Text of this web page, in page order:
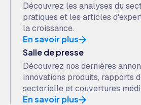
Découvrez les analyses du
pratiques et les articles
la croissance.
En savoir plus
Salle de presse
Découvrez nos dernières
innovations produits, rapports
sectorielle et couvertures
En savoir plus